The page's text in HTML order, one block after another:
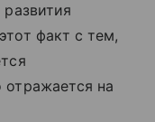
факт с тем,
отражается на